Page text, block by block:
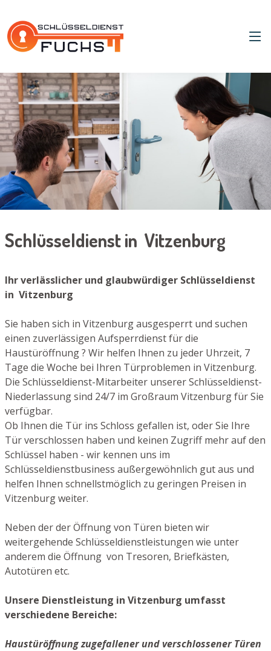
Schlüsseldienst in Vitzenburg
Ihr verlässlicher und glaubwürdiger Schlüsseldienst
in Vitzenburg
Sie haben sich in Vitzenburg ausgesperrt und suchen
einen zuverlässigen Aufsperrdienst für die
Haustüröffnung ? Wir helfen Ihnen zu jeder Uhrzeit, 7
Tage die Woche bei Ihren Türproblemen in Vitzenburg.
Die Schlüsseldienst-Mitarbeiter unserer Schlüsseldienst-
Niederlassung sind 24/7 im Großraum Vitzenburg für Sie
verfügbar.
Ob Ihnen die Tür ins Schloss gefallen ist, oder Sie Ihre
Tür verschlossen haben und keinen Zugriff mehr auf den
Schlüssel haben - wir kennen uns im
Schlüsseldienstbusiness außergewöhnlich gut aus und
helfen Ihnen schnellstmöglich zu geringen Preisen in
Vitzenburg weiter.
Neben der der Öffnung von Türen bieten wir
weitergehende Schlüsseldienstleistungen wie unter
anderem die Öffnung von Tresoren, Briefkästen,
Autotüren etc.
Unsere Dienstleistung in Vitzenburg umfasst
verschiedene Bereiche:
Haustüröffnung zugefallener und verschlossener Türen